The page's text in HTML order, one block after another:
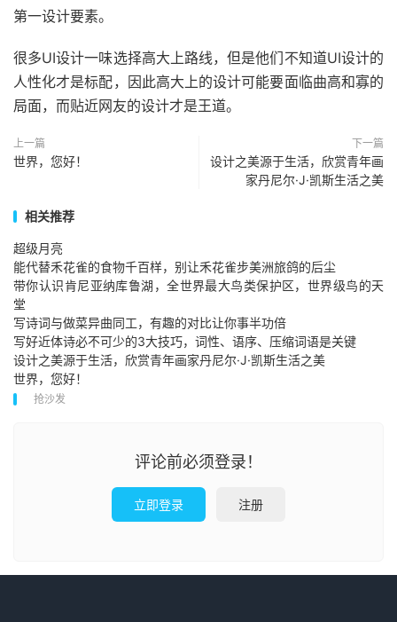
第一设计要素。
很多UI设计一味选择高大上路线，但是他们不知道UI设计的
人性化才是标配，因此高大上的设计可能要面临曲高和寡的
局面，而贴近网友的设计才是王道。
上一篇
世界，您好！
下一篇
设计之美源于生活，欣赏青年画
家丹尼尔·J·凯斯生活之美
相关推荐
超级月亮
能代替禾花雀的食物千百样，别让禾花雀步美洲旅鸽的后尘
带你认识肯尼亚纳库鲁湖，全世界最大鸟类保护区，世界级鸟的天
堂
写诗词与做菜异曲同工，有趣的对比让你事半功倍
写好近体诗必不可少的3大技巧，词性、语序、压缩词语是关键
设计之美源于生活，欣赏青年画家丹尼尔·J·凯斯生活之美
世界，您好！
抢沙发
评论前必须登录！
立即登录 注册